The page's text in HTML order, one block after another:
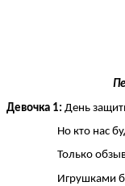
Девочка 1: День
Но кто нас
Только
Игрушками